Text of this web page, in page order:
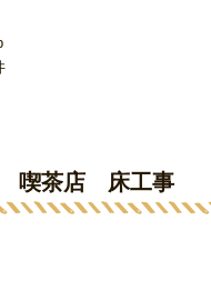
喫茶店 床工事